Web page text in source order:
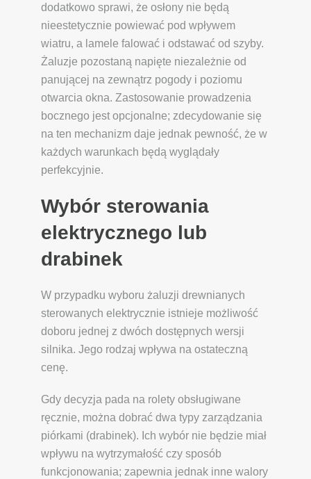
dodatkowo sprawi, że osłony nie będą
nieestetycznie powiewać pod wpływem
wiatru, a lamele falować i odstawać od szyby.
Żaluzje pozostaną napięte niezależnie od
panującej na zewnątrz pogody i poziomu
otwarcia okna. Zastosowanie prowadzenia
bocznego jest opcjonalne; zdecydowanie się
na ten mechanizm daje jednak pewność, że w
każdych warunkach będą wyglądały
perfekcyjnie.
Wybór sterowania
elektrycznego lub
drabinek
W przypadku wyboru żaluzji drewnianych
sterowanych elektrycznie istnieje możliwość
doboru jednej z dwóch dostępnych wersji
silnika. Jego rodzaj wpływa na ostateczną
cenę.
Gdy decyzja pada na rolety obsługiwane
ręcznie, można dobrać dwa typy zarządzania
piórkami (drabinek). Ich wybór nie będzie miał
wpływu na wytrzymałość czy sposób
funkcjonowania; zapewnia jednak inne walory